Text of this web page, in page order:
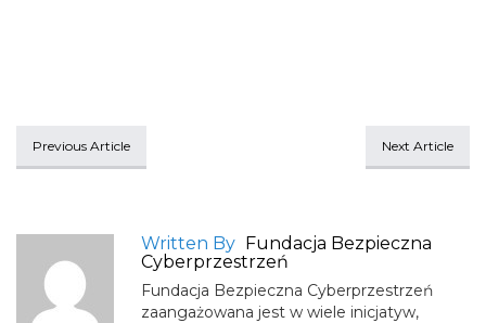
Previous Article Next Article
Written By Fundacja Bezpieczna
Cyberprzestrzeń
Fundacja Bezpieczna Cyberprzestrzeń
zaangażowana jest w wiele inicjatyw,